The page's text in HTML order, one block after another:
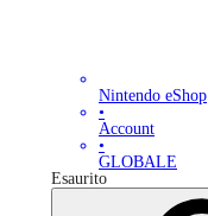
Nintendo eShop
•
Account
•
GLOBALE
Esaurito